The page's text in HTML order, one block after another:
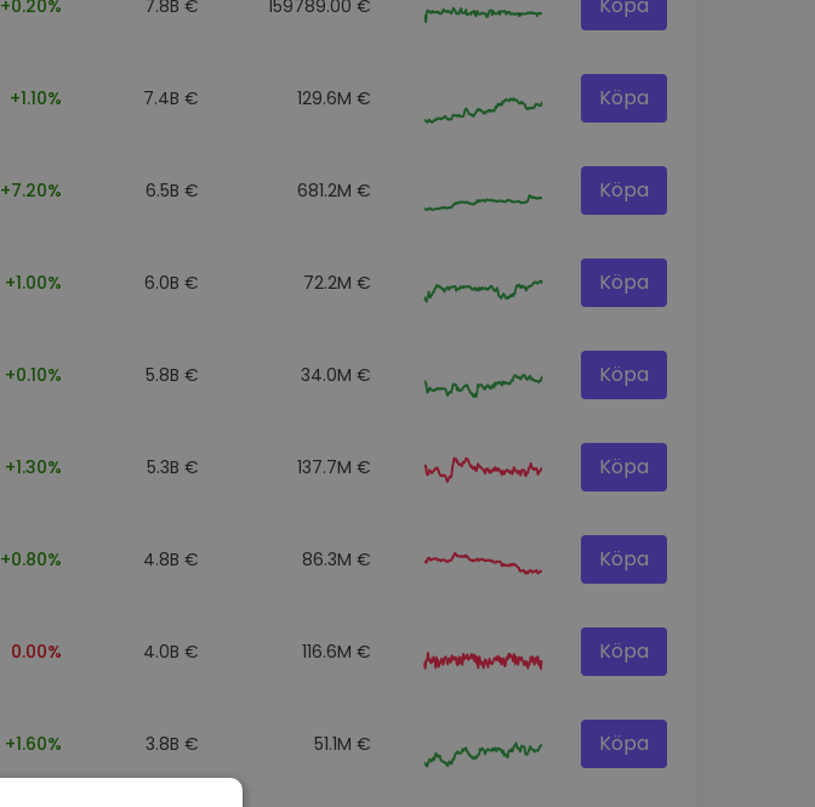
+0.20% 7.8B € 159789.00 €
+1.10% 7.4B € 129.6M € Köpa
+7.20% 6.5B € 681.2M € Köpa
+1.00% 6.0B € 72.2M € Köpa
+0.10% 5.8B € 34.0M € Köpa
+1.30% 5.3B € 137.7M € Köpa
+0.80% 4.8B € 86.3M € Köpa
0.00% 4.0B € 116.6M € Köpa
+1.60% 3.8B € 51.1M € Köpa